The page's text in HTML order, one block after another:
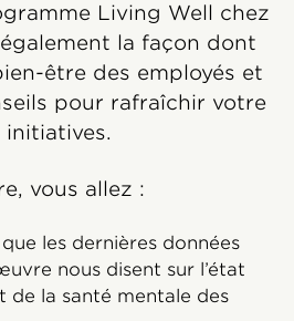
Living Well chez
la façon dont
être des employés et
pour rafraîchir votre
vous allez :
les dernières données
nous disent sur l’état
de la santé mentale des